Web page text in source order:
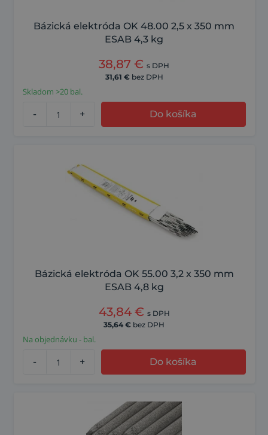
Bázická elektróda OK 48.00 2,5 x 350 mm
ESAB 4,3 kg
38,87 € s DPH
31,61 € bez DPH
Skladom >20 bal.
- + Do košíka
Bázická elektróda OK 55.00 3,2 x 350 mm
ESAB 4,8 kg
43,84 € s DPH
35,64 € bez DPH
Na objednávku - bal.
- + Do košíka